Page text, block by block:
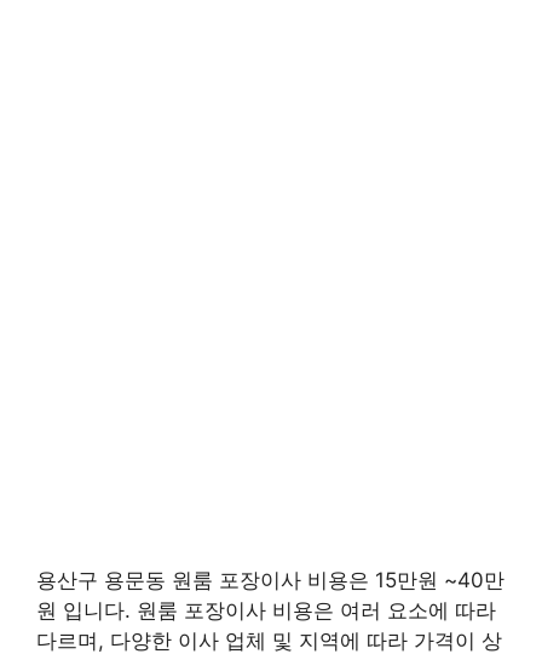
용산구 용문동 원룸 포장이사 비용은 15만원 ~40만
원 입니다. 원룸 포장이사 비용은 여러 요소에 따라
다르며, 다양한 이사 업체 및 지역에 따라 가격이 상